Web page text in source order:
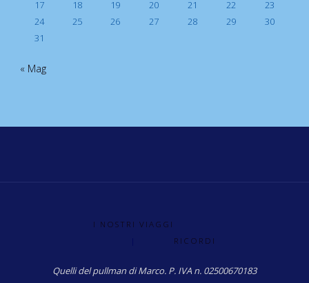
17
18 19 20 21 22
23
24
25 26 27 28 29
30
31
« Mag
I NOSTRI VIAGGI
RICORDI
Quelli del pullman di Marco. P. IVA n. 02500670183